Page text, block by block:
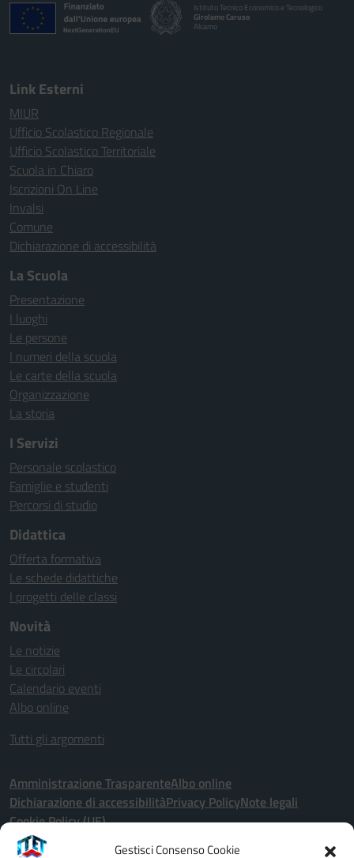
Gestisci Consenso Cookie
Istituto Tecnico Economico e Tecnologico
Girolamo Caruso
Alcamo
Link Esterni
MIUR
Ufficio Scolastico Regionale
Ufficio Scolastico Territoriale
Scuola in Chiaro
Iscrizioni On Line
Invalsi
Comune
Dichiarazione di accessibilità
La Scuola
Presentazione
I luoghi
Le persone
I numeri della scuola
Le carte della scuola
Organizzazione
La storia
I Servizi
Personale scolastico
Famiglie e studenti
Percorsi di studio
Didattica
Offerta formativa
Le schede didattiche
I progetti delle classi
Novità
Le notizie
Le circolari
Calendario eventi
Albo online
Tutti gli argomenti
Amministrazione TrasparenteAlbo online
Dichiarazione di accessibilitàPrivacy PolicyNote legali
Cookie Policy (UE)
Seguici su: